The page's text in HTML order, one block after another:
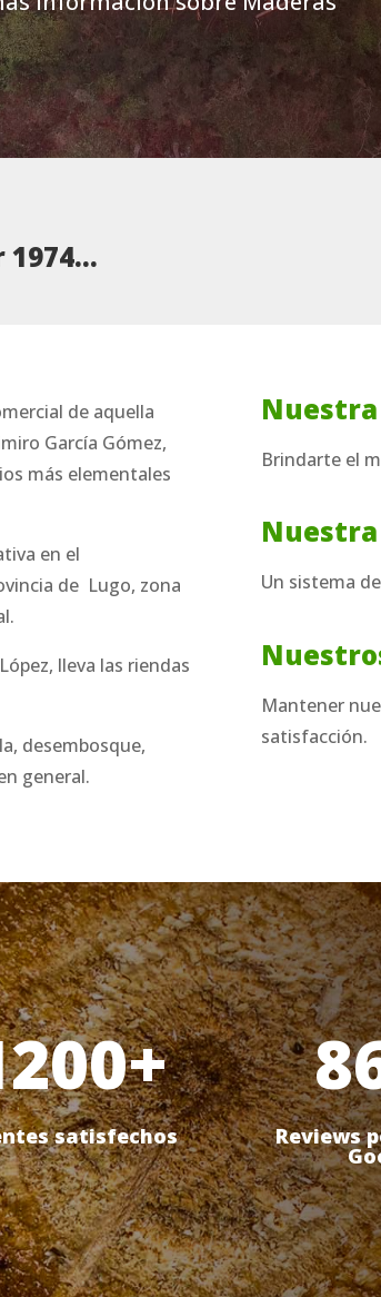
1974…
de aquella
García Gómez,
más elementales
en el
de Lugo, zona
lleva las riendas
desembosque,
general.
Brindarte el
Un sistema
Mantener
satisfacción.
satisfechos Reviews